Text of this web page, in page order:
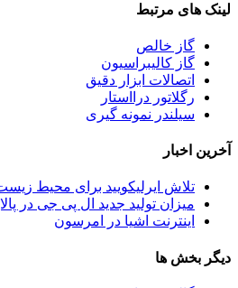
لینک های مرتبط
گاز خالص
گاز کالیبراسیون
اتصالات ابزار دقیق
رگلاتور درااستار
سیلندر نمونه گیری
آخرین اخبار
تلاش ایرلیکویید برای محیط
میزان تولید جدید ال پی جی در
اینترنت اشیا در امرسون
دیگر بخش ها